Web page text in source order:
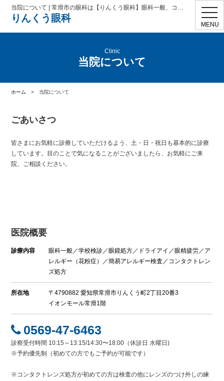
MENU
当院について | 常滑市の眼科は【りんくう眼科】眼科一般、コンタクト処方、学校検診、花粉症、ドライアイ、眼精疲労
りんくう眼科
Clinic
当院について
ホーム > 当院について
ごあいさつ
皆さまにお気軽に診療していただけるよう、土・日・祝日も基本的に診療
しています。目のことで気になることがございましたら、お気軽にご来
院、ご相談ください。
医院概要
診療内容
眼科一般／学校検診／眼鏡処方／ドライアイ／眼精疲労／ア
レルギー（花粉症）／簡易アレルギー検査／コンタクトレン
ズ処方
所在地
〒4790882 愛知県常滑市りんくう町2丁目20番3
イオンモール常滑1階
0569-47-6463
診察受付時間 10:15～13:15/14:30〜18:00（休診日 水曜日)
※予約優先制（初めての方でもご予約が可能です）
※コンタクトレンズ処方が初めての方は検査の他にレンズのつけ外しの練